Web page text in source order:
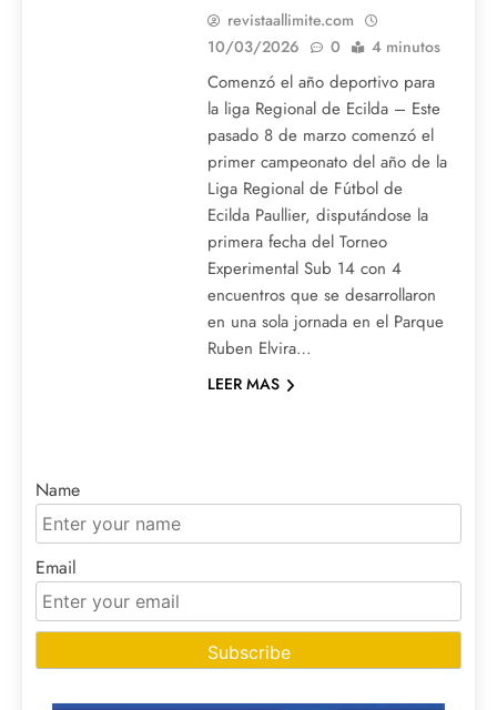
revistaallimite.com
10/03/2026
0 4 minutos
Comenzó el año deportivo para
la liga Regional de Ecilda – Este
pasado 8 de marzo comenzó el
primer campeonato del año de la
Liga Regional de Fútbol de
Ecilda Paullier, disputándose la
primera fecha del Torneo
Experimental Sub 14 con 4
encuentros que se desarrollaron
en una sola jornada en el Parque
Ruben Elvira…
LEER MAS
Name
Email